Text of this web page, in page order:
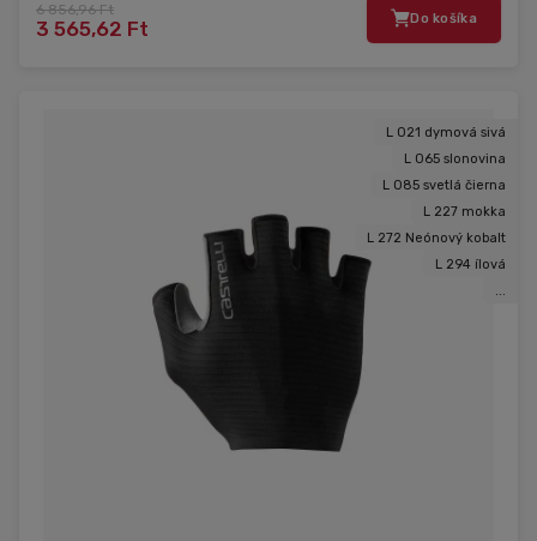
6 856,96 Ft
3 565,62 Ft Do košíka
L 021 dymová sivá
L 065 slonovina
L 085 svetlá čierna
L 227 mokka
L 272 Neónový kobalt
L 294 ílová
...